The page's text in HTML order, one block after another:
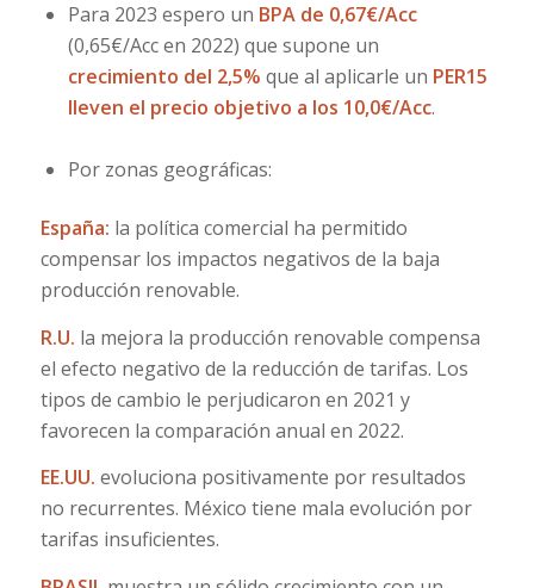
Para 2023 espero un BPA de 0,67€/Acc
(0,65€/Acc en 2022) que supone un
crecimiento del 2,5% que al aplicarle un PER15
lleven el precio objetivo a los 10,0€/Acc.
Por zonas geográficas:
España: la política comercial ha permitido
compensar los impactos negativos de la baja
producción renovable.
R.U. la mejora la producción renovable compensa
el efecto negativo de la reducción de tarifas. Los
tipos de cambio le perjudicaron en 2021 y
favorecen la comparación anual en 2022.
EE.UU. evoluciona positivamente por resultados
no recurrentes. México tiene mala evolución por
tarifas insuficientes.